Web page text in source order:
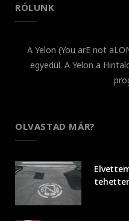
RÓLUNK
A Yelon (You arE not
egyedül. A Yelon a
OLVASTAD MÁR?